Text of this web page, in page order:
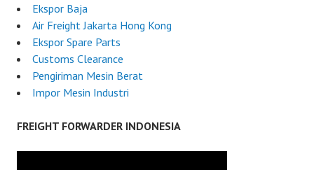
Ekspor Baja
Air Freight Jakarta Hong Kong
Ekspor Spare Parts
Customs Clearance
Pengiriman Mesin Berat
Impor Mesin Industri
FREIGHT FORWARDER INDONESIA